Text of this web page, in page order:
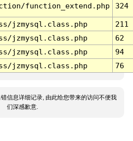
function_extend.php 324
jzmysql.class.php
211
jzmysql.class.php
62
jzmysql.class.php
94
jzmysql.class.php 76
信息详细记录, 由此给您带来的访问不便我
们深感歉意.